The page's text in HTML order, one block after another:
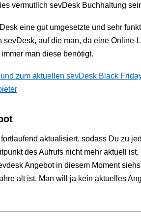
vermutlich sevDesk Buchhaltung
eine gut umgesetzte und sehr
sevDesk, auf die man, da eine Online-
man diese benötigt.
zum aktuellen sevDesk Black
aktualisiert, sodass Du zu
des Aufrufs nicht mehr aktuell ist,
Angebot in diesem Moment
alt ist. Man will ja kein aktuelles